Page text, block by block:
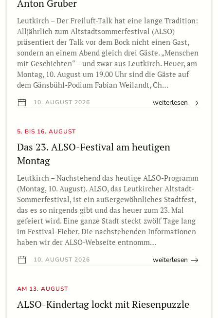
Anton Gruber
Leutkirch – Der Freiluft-Talk hat eine lange Tradition:
Alljährlich zum Altstadtsommerfestival (ALSO)
präsentiert der Talk vor dem Bock nicht einen Gast,
sondern an einem Abend gleich drei Gäste. „Menschen
mit Geschichten“ – und zwar aus Leutkirch. Heuer, am
Montag, 10. August um 19.00 Uhr sind die Gäste auf
dem Gänsbühl-Podium Fabian Weilandt, Ch…
10. AUGUST 2026 weiterlesen
5. BIS 16. AUGUST
Das 23. ALSO-Festival am heutigen
Montag
Leutkirch – Nachstehend das heutige ALSO-Programm
(Montag, 10. August). ALSO, das Leutkircher Altstadt-
Sommerfestival, ist ein außergewöhnliches Stadtfest,
das es so nirgends gibt und das heuer zum 23. Mal
gefeiert wird. Eine ganze Stadt steckt zwölf Tage lang
im Festival-Fieber. Die nachstehenden Informationen
haben wir der ALSO-Webseite entnomm…
10. AUGUST 2026 weiterlesen
AM 13. AUGUST
ALSO-Kindertag lockt mit Riesenpuzzle